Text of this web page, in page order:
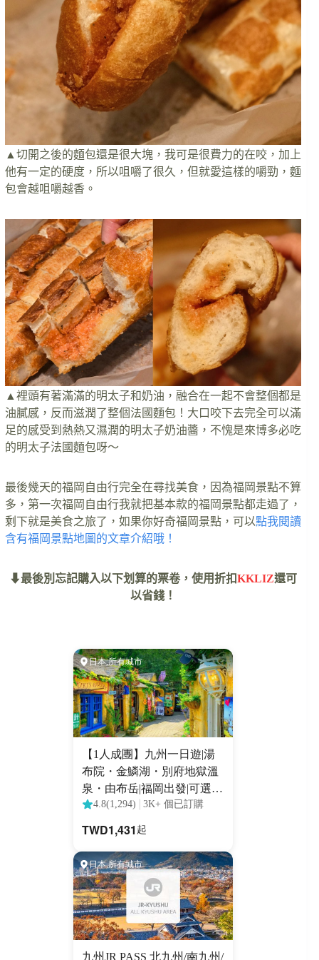
▲切開之後的麵包還是很大塊，我可是很費力的在咬，加上
他有一定的硬度，所以咀嚼了很久，但就愛這樣的嚼勁，麵
包會越咀嚼越香。
▲裡頭有著滿滿的明太子和奶油，融合在一起不會整個都是
油膩感，反而滋潤了整個法國麵包！大口咬下去完全可以滿
足的感受到熱熱又濕潤的明太子奶油醬，不愧是來博多必吃
的明太子法國麵包呀～
最後幾天的福岡自由行完全在尋找美食，因為福岡景點不算
多，第一次福岡自由行我就把基本款的福岡景點都走過了，
剩下就是美食之旅了，如果你好奇福岡景點，可以點我閱讀
含有福岡景點地圖的文章介紹哦！
⬇最後別忘記購入以下划算的票卷，使用折扣KKLIZ還可
以省錢！